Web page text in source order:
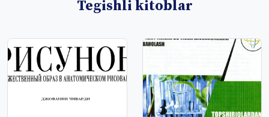
Tegishli kitoblar